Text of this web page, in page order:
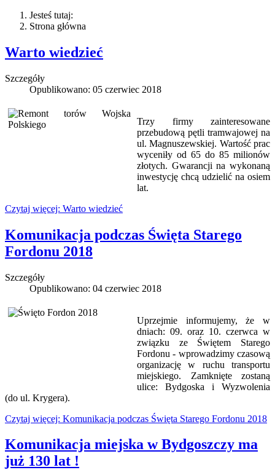
Jesteś tutaj:
Strona główna
Warto wiedzieć
Szczegóły
Opublikowano: 05 czerwiec 2018
Trzy firmy zainteresowane
przebudową pętli tramwajowej na
ul. Magnuszewskiej. Wartość prac
wyceniły od 65 do 85 milionów
złotych. Gwarancji na wykonaną
inwestycję chcą udzielić na osiem
lat.
Czytaj więcej: Warto wiedzieć
Komunikacja podczas Święta Starego
Fordonu 2018
Szczegóły
Opublikowano: 04 czerwiec 2018
Uprzejmie informujemy, że w
dniach: 09. oraz 10. czerwca w
związku ze Świętem Starego
Fordonu - wprowadzimy czasową
organizację w ruchu transportu
miejskiego. Zamknięte zostaną
ulice: Bydgoska i Wyzwolenia
(do ul. Krygera).
Czytaj więcej: Komunikacja podczas Święta Starego Fordonu 2018
Komunikacja miejska w Bydgoszczy ma
już 130 lat !